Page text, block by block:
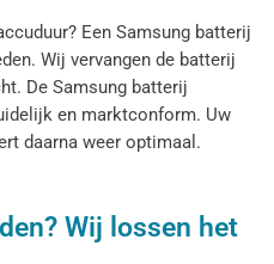
Een Samsung batterij
Wij vervangen de batterij
De Samsung batterij
en marktconform. Uw
daarna weer optimaal.
Wij lossen het